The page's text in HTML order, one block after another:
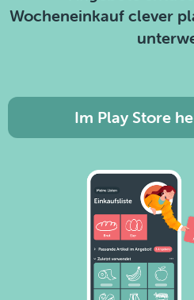
Wocheneinkauf clever
Im Play Store